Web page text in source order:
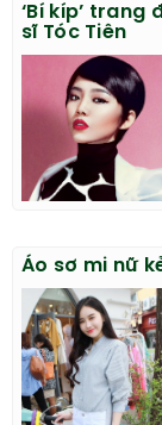
‘Bí kíp’
sĩ Tóc Tiên
Áo sơ mi nữ